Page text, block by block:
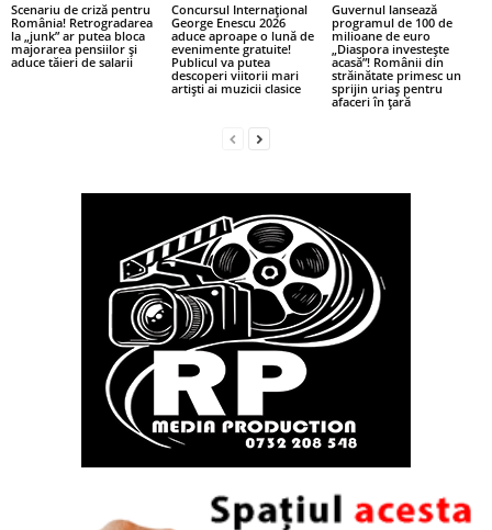
Scenariu de criză pentru
România! Retrogradarea
la „junk” ar putea bloca
majorarea pensiilor și
aduce tăieri de salarii
Concursul Internațional
George Enescu 2026
aduce aproape o lună de
evenimente gratuite!
Publicul va putea
descoperi viitorii mari
artiști ai muzicii clasice
Guvernul lansează
programul de 100 de
milioane de euro
„Diaspora investește
acasă”! Românii din
străinătate primesc un
sprijin uriaș pentru
afaceri în țară